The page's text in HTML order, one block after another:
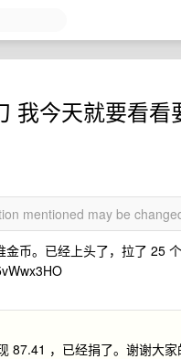
我今天就要看看
mentioned may be
币。已经上头了，拉了 25
87.41 ，已经捐了。谢谢大